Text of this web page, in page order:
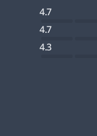
4.7
4.7
4.3